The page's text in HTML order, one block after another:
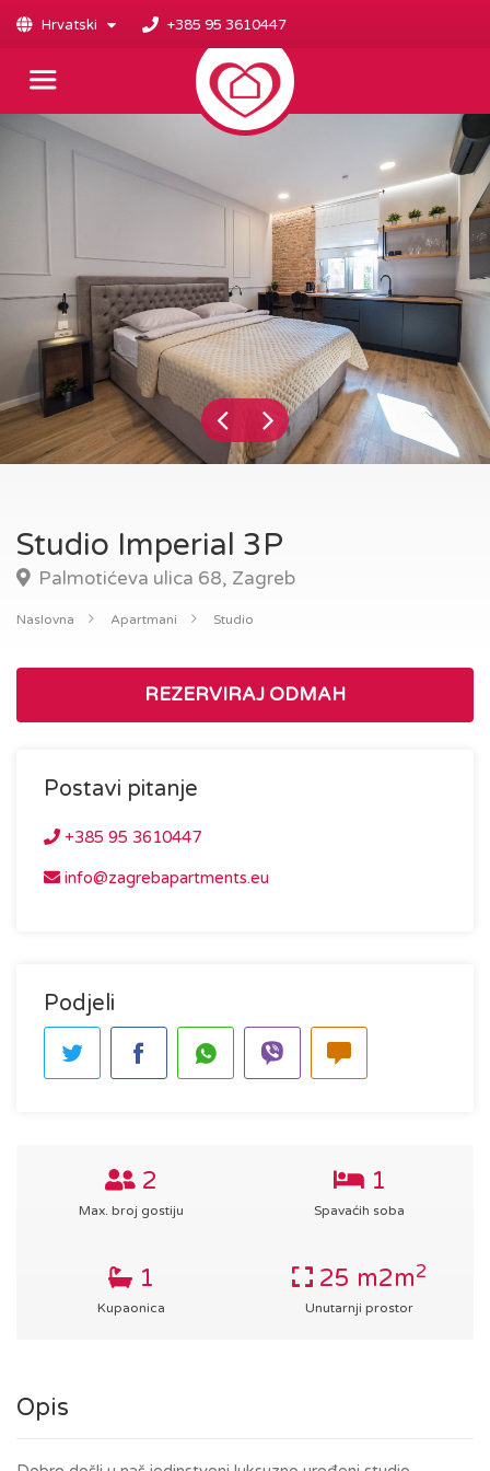
Hrvatski +385 95 3610447
Studio Imperial 3P
Palmotićeva ulica 68, Zagreb
Naslovna Apartmani Studio
REZERVIRAJ ODMAH
Postavi pitanje
+385 95 3610447
info@zagrebapartments.eu
Podjeli
2
Max. broj gostiju
1
Spavaćih soba
1
Kupaonica
25 m2m2
Unutarnji prostor
Opis